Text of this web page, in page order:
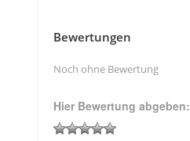
Bewertungen
Noch ohne Bewertung
Hier Bewertung abgeben: